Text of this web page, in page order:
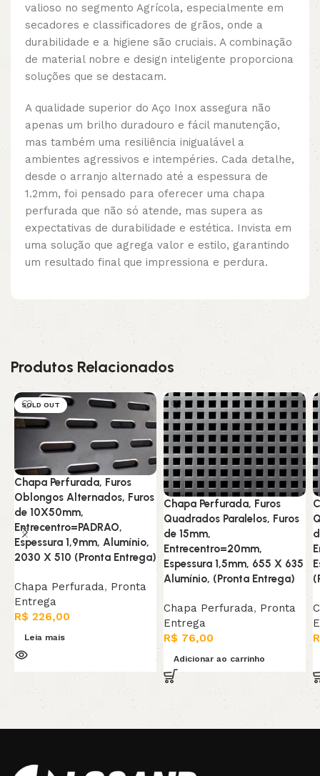
valioso no segmento Agrícola, especialmente em
secadores e classificadores de grãos, onde a
durabilidade e a higiene são cruciais. A combinação
de material nobre e design inteligente proporciona
soluções que se destacam.
A qualidade superior do Aço Inox assegura não
apenas um brilho duradouro e fácil manutenção,
mas também uma resiliência inigualável a
ambientes agressivos e intempéries. Cada detalhe,
desde o arranjo alternado até a espessura de
1.2mm, foi pensado para oferecer uma chapa
perfurada que não só atende, mas supera as
expectativas de durabilidade e estética. Invista em
uma solução que agrega valor e estilo, garantindo
um resultado final que impressiona e perdura.
Produtos Relacionados
SOLD OUT
Chapa Perfurada, Furos
Oblongos Alternados, Furos
de 10X50mm,
Entrecentro=PADRAO,
Espessura 1,9mm, Alumínio,
2030 X 510 (Pronta Entrega)
Chapa Perfurada, Pronta
Entrega
R$ 226,00
Leia mais
Chapa Perfurada, Furos
Quadrados Paralelos, Furos
de 15mm,
Entrecentro=20mm,
Espessura 1,5mm, 655 X 635
Alumínio, (Pronta Entrega)
Chapa Perfurada, Pronta
Entrega
R$ 76,00
Adicionar ao carrinho